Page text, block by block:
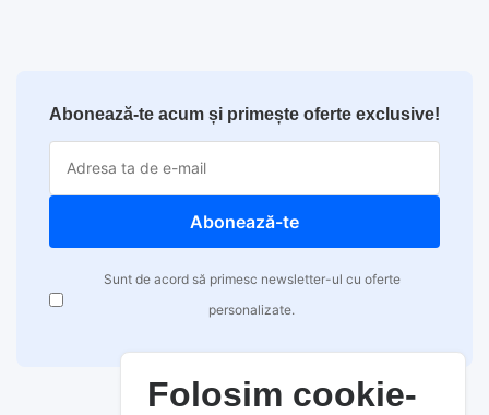
Abonează-te acum și primește oferte exclusive!
Abonează-te
Sunt de acord să primesc newsletter-ul cu oferte
personalizate.
Folosim cookie-